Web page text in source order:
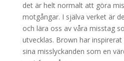
det är helt normalt att göra
motgångar. I själva verket är
och lära oss av våra misstag
utvecklas. Brown har
sina misslyckanden som en